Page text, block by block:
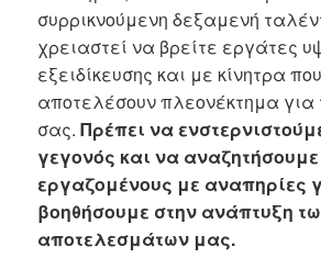
συρρικνούμενη δεξαμενή
χρειαστεί να βρείτε εργάτες
εξειδίκευσης και με κίνητρα
αποτελέσουν πλεονέκτημα για
σας.Πρέπει να
γεγονός και να αναζητήσουμε
εργαζομένους με αναπηρίες
βοηθήσουμε στην ανάπτυξη
αποτελεσμάτων μας.